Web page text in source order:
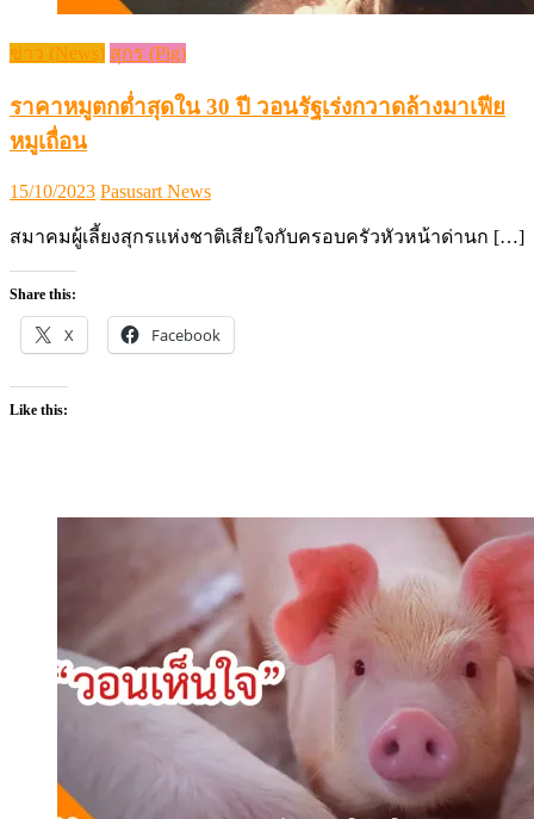
ข่าว (News) สุกร (Pig)
ราคาหมูตกต่ำสุดใน 30 ปี วอนรัฐเร่งกวาดล้างมาเฟีย
หมูเถื่อน
Posted
15/10/2023 Author
Pasusart News
สมาคมผู้เลี้ยงสุกรแห่งชาติเสียใจกับครอบครัวหัวหน้าด่านก […]
Share this:
X Facebook
Like this: